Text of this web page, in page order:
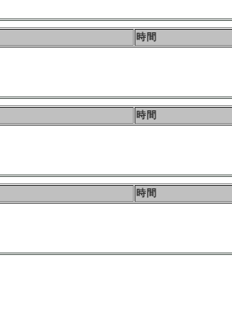
時間
時間
時間